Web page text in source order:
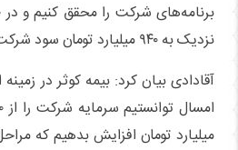
برنامه‌های شرکت را محقق کنیم و
نزدیک به ۹۴۰ میلیارد تومان سود شرکت کوثر را افزایش دهیم.
آقادادی بیان کرد: بیمه کوثر در
میلیارد تومان افزایش بدهیم که